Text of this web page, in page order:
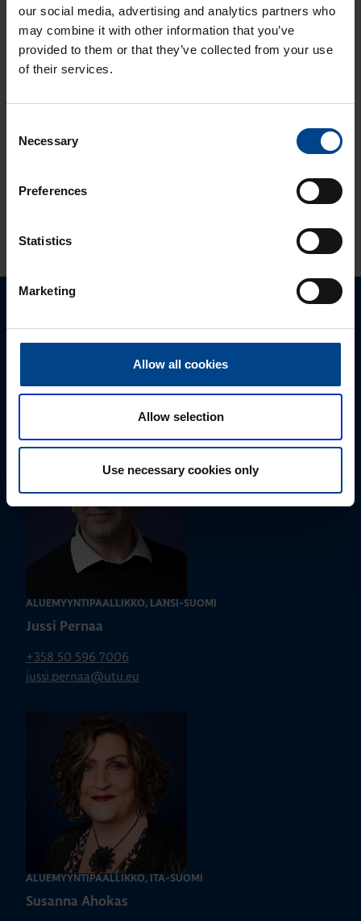
our social media, advertising and analytics partners who
may combine it with other information that you’ve
provided to them or that they’ve collected from your use
of their services.
Selection
Necessary
Preferences
Statistics
Marketing
Allow all cookies
Allow selection
Use necessary cookies only
DATAKESKUSRATKAISUT
KOTELOT JA
KOMPONENTIT
Lukuaika: 3 min
UUTUUS:
sähkönjakelua
Autamme mielellämme, jotta löydämme sinulle
ALUEMYYNTIPÄÄLLIKKÖ, LÄNSI-SUOMI
Jussi Pernaa
+358 50 596 7006
jussi.pernaa@utu.eu
ALUEMYYNTIPÄÄLLIKKÖ, ITÄ-SUOMI
Susanna Ahokas